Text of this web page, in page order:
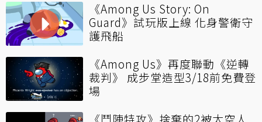
《Among Us Story: On
Guard》試玩版上線 化身警衛守
護飛船
《Among Us》再度聯動《逆轉
裁判》 成步堂造型3/18前免費登
場